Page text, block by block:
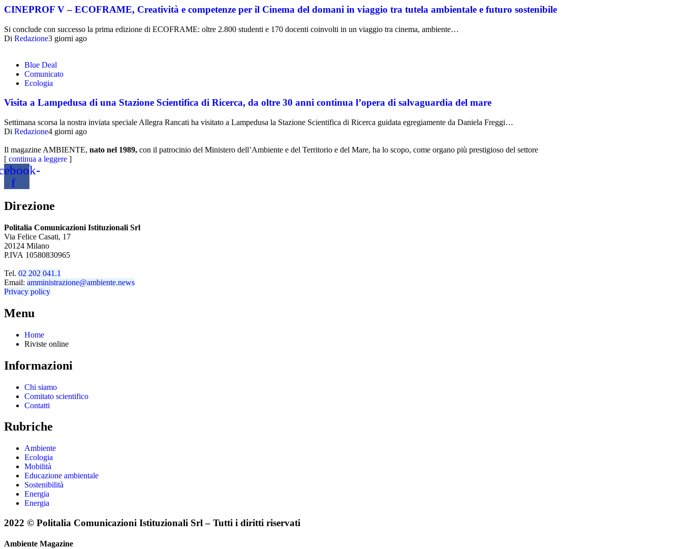
CINEPROF V – ECOFRAME, Creatività e competenze per il Cinema del domani in viaggio tra tutela ambientale e futuro sostenibile
Si conclude con successo la prima edizione di ECOFRAME: oltre 2.800 studenti e 170 docenti coinvolti in un viaggio tra cinema, ambiente…
Di Redazione3 giorni ago
Blue Deal
Comunicato
Ecologia
Visita a Lampedusa di una Stazione Scientifica di Ricerca, da oltre 30 anni continua l’opera di salvaguardia del mare
Settimana scorsa la nostra inviata speciale Allegra Rancati ha visitato a Lampedusa la Stazione Scientifica di Ricerca guidata egregiamente da Daniela Freggi…
Di Redazione4 giorni ago
Il magazine AMBIENTE, nato nel 1989, con il patrocinio del Ministero dell’Ambiente e del Territorio e del Mare, ha lo scopo, come organo più prestigioso del settore
[ continua a leggere ]
f
Direzione
Politalia Comunicazioni Istituzionali Srl
Via Felice Casati, 17
20124 Milano
P.IVA 10580830965
Tel. 02 202 041.1
Email: amministrazione@ambiente.news
Privacy policy
Menu
Home
Riviste online
Informazioni
Chi siamo
Comitato scientifico
Contatti
Rubriche
Ambiente
Ecologia
Mobilità
Educazione ambientale
Sostenibilità
Energia
Energia
2022 © Politalia Comunicazioni Istituzionali Srl – Tutti i diritti riservati
Ambiente Magazine